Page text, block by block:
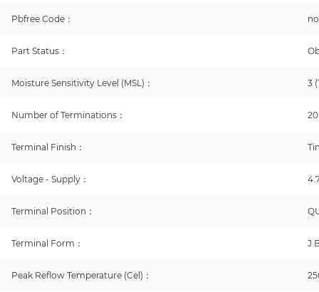
Pbfree Code： no
Part Status：
Moisture Sensitivity Level (MSL)： 3
Number of Terminations： 20
Terminal Finish：
Voltage - Supply：
Terminal Position：
Terminal Form： J
Peak Reflow Temperature (Cel)：